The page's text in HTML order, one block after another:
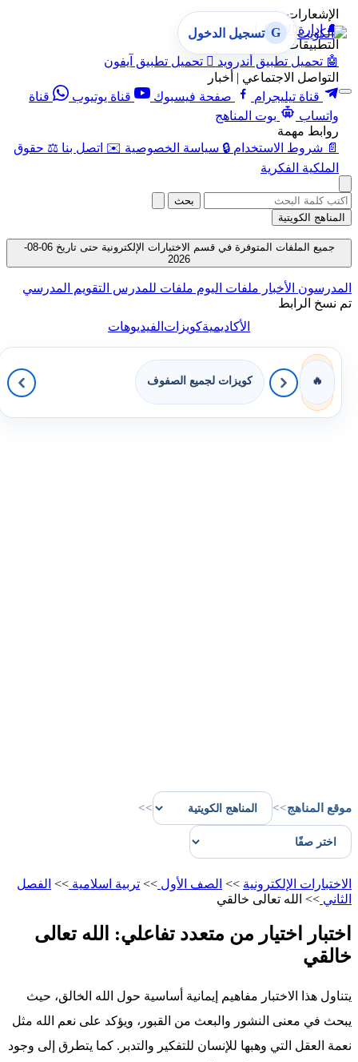
الإشعارات
🔔 إدارة الإشعارات
التطبيقات
🤖 تحميل تطبيق أندرويد  تحميل تطبيق آيفون
التواصل الاجتماعي | أخبار
قناة تيليجرام
صفحة فيسبوك قناة يوتيوب
قناة
واتساب
بوت المناهج
روابط مهمة
📄 شروط الاستخدام 🔒 سياسة الخصوصية ✉️ اتصل بنا ⚖️ حقوق
الملكية الفكرية
G تسجيل الدخول
بحث
المناهج الكويتية
جميع الملفات المتوفرة في قسم الاختبارات الإلكترونية حتى تاريخ 06-08-
2026
المدرسون الأخبار ملفات اليوم ملفات للمدرس التقويم المدرسي
تم نسخ الرابط
الأكاديميةكويزاتالفيديوهات
🔥 كويزات لجميع الصفوف
موقع المناهج>>
>>
الاختبارات الإلكترونية >> الصف الأول >> تربية اسلامية >> الفصل
الثاني >> الله تعالى خالقي
اختبار اختيار من متعدد تفاعلي: الله تعالى
خالقي
يتناول هذا الاختبار مفاهيم إيمانية أساسية حول الله الخالق، حيث
يبحث في معنى النشور والبعث من القبور، ويؤكد على نعم الله مثل
نعمة العقل التي وهبها للإنسان للتفكير والتدبر. كما يتطرق إلى وجود